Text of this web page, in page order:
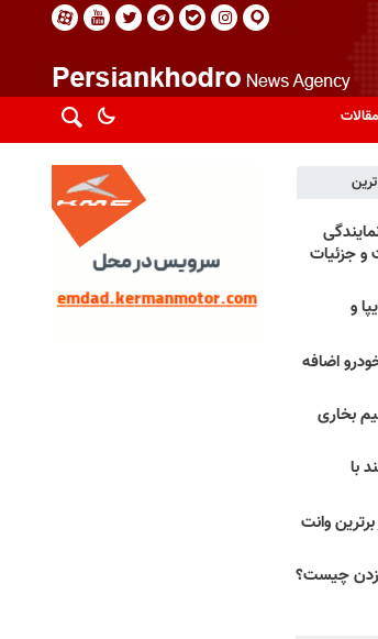
مقالات
جزئیات
و
اضافه
بخاری
با
در ایران: معرفی 25 تا از برترین وانت
زدن چیست؟